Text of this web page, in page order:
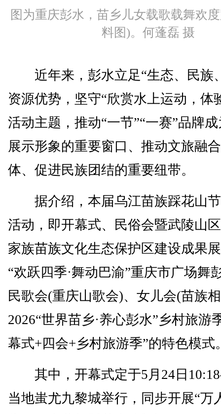
图为重庆彭水，苗乡儿女载歌载舞欢
料图)。何蓬磊 摄
近年来，彭水立足“生态、民族
资源优势，坚守“欣赏水上运动，体
活动主题，推动“一节”“一赛”品牌
展示形象的重要窗口、推动文旅融
体、促进民族团结的重要纽带。
据介绍，本届乌江苗族踩花山节
活动，即开幕式、民俗会暨武陵山
家族苗族文化生态保护区建设成果
“欢跃四季·舞动巴渝”重庆市广场舞
民歌会(重庆山歌会)、女儿会(苗族
2026“世界苗乡·养心彭水”乡村旅游
幕式+四会+乡村旅游季”的特色模式
其中，开幕式定于5月24日
当地蚩尤九黎城举行，同步开展“万